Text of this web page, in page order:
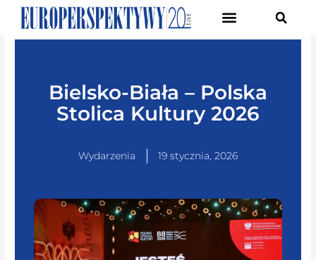
Bielsko-Biała – Polska
Stolica Kultury 2026
Wydarzenia 19 stycznia, 2026